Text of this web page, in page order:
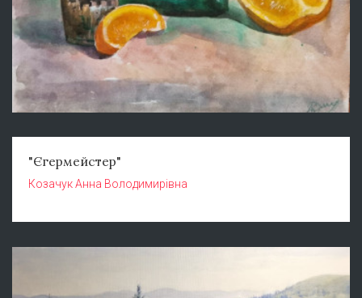
"Єгермейстер"
Козачук Анна Володимирівна